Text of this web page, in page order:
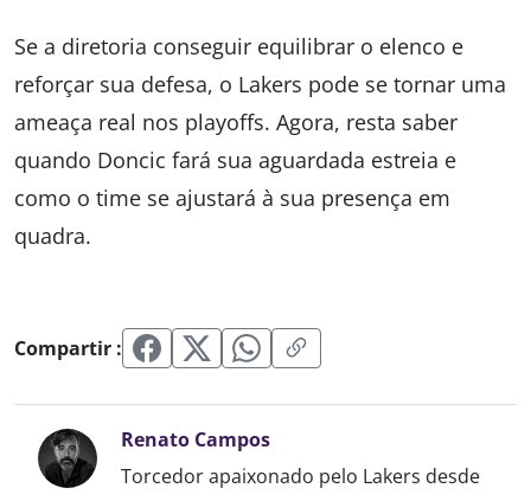
Se a diretoria conseguir equilibrar o elenco e
reforçar sua defesa, o Lakers pode se tornar uma
ameaça real nos playoffs. Agora, resta saber
quando Doncic fará sua aguardada estreia e
como o time se ajustará à sua presença em
quadra.
Compartir :
Renato Campos
Torcedor apaixonado pelo Lakers desde